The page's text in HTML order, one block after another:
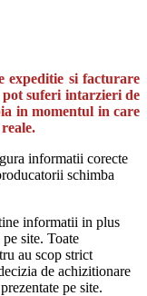
expeditie si facturare
pot suferi intarzieri de
in momentul in care
informatii corecte
schimba
informatii in plus
site. Toate
au scop strict
de achizitionare
pe site.